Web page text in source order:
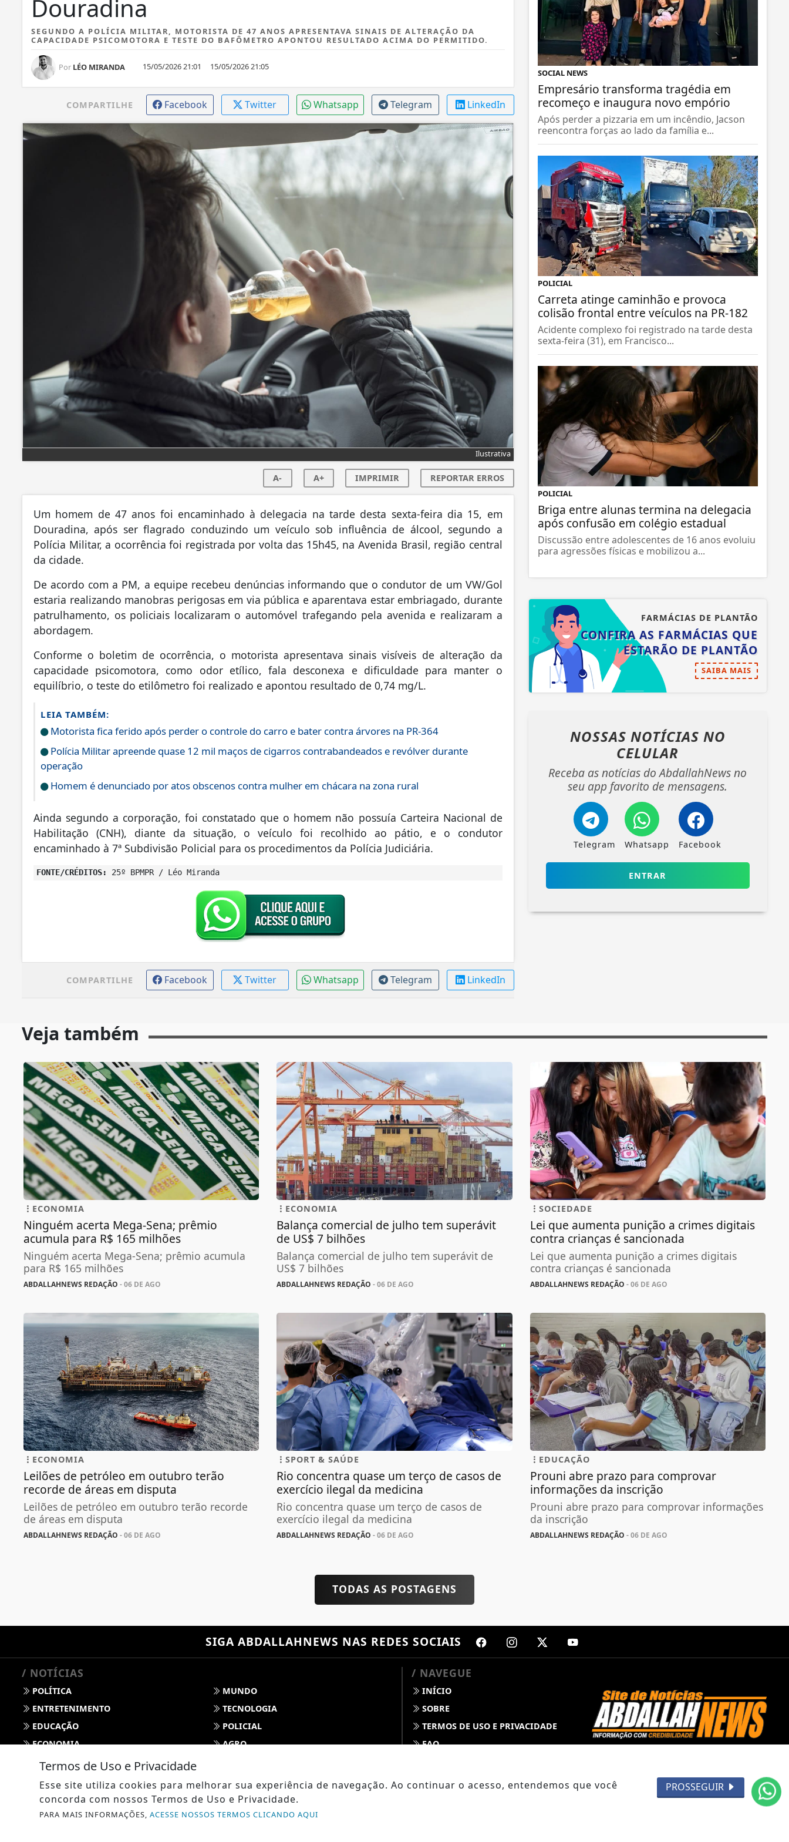
Douradina
SEGUNDO A POLÍCIA MILITAR, MOTORISTA DE 47 ANOS APRESENTAVA SINAIS DE ALTERAÇÃO DA
CAPACIDADE PSICOMOTORA E TESTE DO BAFÔMETRO APONTOU RESULTADO ACIMA DO PERMITIDO.
Por LÉO MIRANDA 15/05/2026 21:01 15/05/2026 21:05
COMPARTILHE Facebook Twitter Whatsapp Telegram LinkedIn
Ilustrativa
A- A+ IMPRIMIR REPORTAR ERROS
Um homem de 47 anos foi encaminhado à delegacia na tarde desta sexta-feira dia 15, em
Douradina, após ser flagrado conduzindo um veículo sob influência de álcool, segundo a
Polícia Militar, a ocorrência foi registrada por volta das 15h45, na Avenida Brasil, região central
da cidade.
De acordo com a PM, a equipe recebeu denúncias informando que o condutor de um VW/Gol
estaria realizando manobras perigosas em via pública e aparentava estar embriagado, durante
patrulhamento, os policiais localizaram o automóvel trafegando pela avenida e realizaram a
abordagem.
Conforme o boletim de ocorrência, o motorista apresentava sinais visíveis de alteração da
capacidade psicomotora, como odor etílico, fala desconexa e dificuldade para manter o
equilíbrio, o teste do etilômetro foi realizado e apontou resultado de 0,74 mg/L.
LEIA TAMBÉM:
Motorista fica ferido após perder o controle do carro e bater contra árvores na PR-364
Polícia Militar apreende quase 12 mil maços de cigarros contrabandeados e revólver durante
operação
Homem é denunciado por atos obscenos contra mulher em chácara na zona rural
Ainda segundo a corporação, foi constatado que o homem não possuía Carteira Nacional de
Habilitação (CNH), diante da situação, o veículo foi recolhido ao pátio, e o condutor
encaminhado à 7ª Subdivisão Policial para os procedimentos da Polícia Judiciária.
FONTE/CRÉDITOS: 25º BPMPR / Léo Miranda
COMPARTILHE Facebook Twitter Whatsapp Telegram LinkedIn
SOCIAL NEWS
Empresário transforma tragédia em
recomeço e inaugura novo empório
Após perder a pizzaria em um incêndio, Jacson
reencontra forças ao lado da família e...
POLICIAL
Carreta atinge caminhão e provoca
colisão frontal entre veículos na PR-182
Acidente complexo foi registrado na tarde desta
sexta-feira (31), em Francisco...
POLICIAL
Briga entre alunas termina na delegacia
após confusão em colégio estadual
Discussão entre adolescentes de 16 anos evoluiu
para agressões físicas e mobilizou a...
FARMÁCIAS DE PLANTÃO
CONFIRA AS FARMÁCIAS QUE
ESTARÃO DE PLANTÃO
SAIBA MAIS
NOSSAS NOTÍCIAS NO
CELULAR
Receba as notícias do AbdallahNews no
seu app favorito de mensagens.
Telegram Whatsapp Facebook
ENTRAR
Veja também
ECONOMIA
Ninguém acerta Mega-Sena; prêmio
acumula para R$ 165 milhões
Ninguém acerta Mega-Sena; prêmio acumula
para R$ 165 milhões
ABDALLAHNEWS REDAÇÃO - 06 DE AGO
ECONOMIA
Balança comercial de julho tem superávit
de US$ 7 bilhões
Balança comercial de julho tem superávit de
US$ 7 bilhões
ABDALLAHNEWS REDAÇÃO - 06 DE AGO
SOCIEDADE
Lei que aumenta punição a crimes digitais
contra crianças é sancionada
Lei que aumenta punição a crimes digitais
contra crianças é sancionada
ABDALLAHNEWS REDAÇÃO - 06 DE AGO
ECONOMIA
Leilões de petróleo em outubro terão
recorde de áreas em disputa
Leilões de petróleo em outubro terão recorde
de áreas em disputa
ABDALLAHNEWS REDAÇÃO - 06 DE AGO
SPORT & SAÚDE
Rio concentra quase um terço de casos de
exercício ilegal da medicina
Rio concentra quase um terço de casos de
exercício ilegal da medicina
ABDALLAHNEWS REDAÇÃO - 06 DE AGO
EDUCAÇÃO
Prouni abre prazo para comprovar
informações da inscrição
Prouni abre prazo para comprovar informações
da inscrição
ABDALLAHNEWS REDAÇÃO - 06 DE AGO
TODAS AS POSTAGENS
SIGA ABDALLAHNEWS NAS REDES SOCIAIS
/ NOTÍCIAS
POLÍTICA
MUNDO
ENTRETENIMENTO
TECNOLOGIA
EDUCAÇÃO
POLICIAL
ECONOMIA
AGRO
PARCERIA
CÂMARA DOS DEPUTADOS
AGÊNCIA DINO
SOCIEDADE
PREVISÃO DO TEMPO
GERAL
HORÓSCOPO
/ NAVEGUE
INÍCIO
SOBRE
TERMOS DE USO E PRIVACIDADE
FAQ
Termos de Uso e Privacidade
Esse site utiliza cookies para melhorar sua experiência de navegação. Ao continuar o acesso, entendemos que você
concorda com nossos Termos de Uso e Privacidade.
PARA MAIS INFORMAÇÕES,ACESSE NOSSOS TERMOS CLICANDO AQUI
PROSSEGUIR